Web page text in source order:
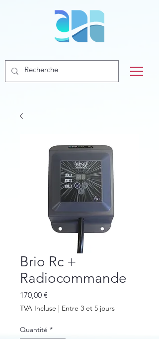
Brio Rc +
Radiocommande
170,00 €
TVA Incluse | Entre 3 et 5 jours
Quantité *